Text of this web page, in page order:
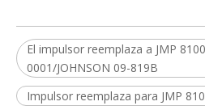
El impulsor reemplaza a JMP
0001/JOHNSON 09-819B
Impulsor reemplaza para JMP